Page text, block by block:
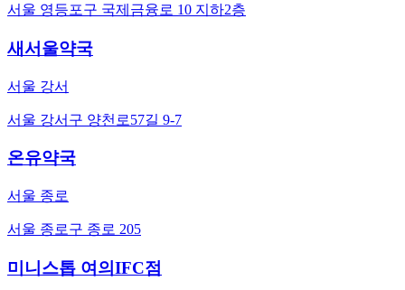
서울 영등포구 국제금융로 10 지하2층
새서울약국
서울 강서
서울 강서구 양천로57길 9-7
온유약국
서울 종로
서울 종로구 종로 205
미니스톱 여의IFC점